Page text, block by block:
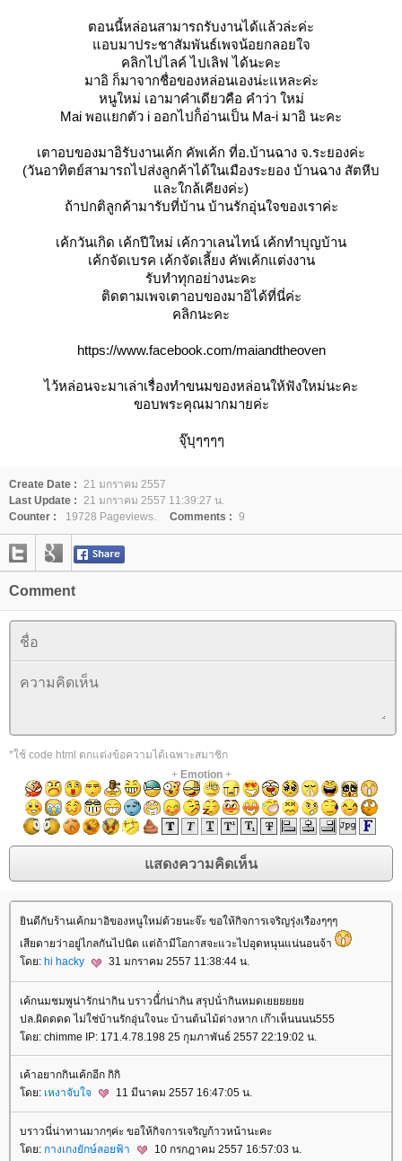
ตอนนี้หล่อนสามารถรับงานได้แล้วล่ะค่ะ
อบมาประชาสัมพันธ์เพจน้อยกลอยใจ
คลิกไปไลค์ ไปเลิฟ ได้นะคะ
มาอิ ก็มาจากชื่อของหล่อนเองน่ะแหละค่ะ
หนูใหม่ เอามาคำเดียวคือ คำว่า ใหม่
Mai พอแยกตัว i ออกไปก็่อ่านเป็น Ma-i มาอิ นะคะ
เตาอบของมาอิรับงานเค้ก คัพเค้ก ที่อ.บ้านฉาง จ.ระยองค่ะ
(วันอาทิตย์สามารถไปส่งลูกค้าได้ในเมืองระยอง บ้านฉาง สัตหีบ
ละใกล้เคียงค่ะ)
ถ้าปกติลูกค้ามารับที่บ้าน บ้านรักอุ่นใจของเราค่ะ
เค้กวันเกิด เค้กปีใหม่ เค้กวาเลนไทน์ เค้กทำบุญบ้าน
เค้กจัดเบรค เค้กจัดเลี้ยง คัพเค้กแต่งงาน
รับทำทุกอย่างนะคะ
ติดตามเพจเตาอบของมาอิได้ที่นี่ค่ะ
คลิกนะคะ
https://www.facebook.com/maiandtheoven
ไว้หล่อนจะมาเล่าเรื่องทำขนมของหล่อนให้ฟังใหม่นะคะ
ขอบพระคุณมากมายค่ะ
จุ๊บุๆๆๆๆ
Create Date : 21 มกราคม 2557
Last Update : 21 มกราคม 2557 11:39:27 น.
Counter :
19728 Pageviews. Comments : 9
Comment
*ใช้ code html ตกแต่งข้อความได้เฉพาะสมาชิก
+ Emotion+
ินดีกับร้านเค้กมาอิของหนูใหม่ด้วยนะจ๊ะ ขอให้กิจการเจริญรุ่งเรืองๆๆๆ
เสียดายว่าอยู่ไกลกันไปนิด แต่ถ้ามีโอกาสจะแวะไปอุดหนุนแน่นอนจ้า
ดย: hi hacky 31 มกราคม 2557 11:38:44 น.
เค้กนมชมพูน่ารักน่ากิน บราวนี้่ก่น่ากิน สรุปน้่ากินหมดเ
ปล.ผิดดดด ไม่ใช่บ้านรักอุ่นใจนะ บ้านต้นไม้ต่างหาก เก๊าเห็นนนน555
ดย: chimme IP: 171.4.78.198 25 กุมภาพันธ์ 2557 22:19:02 น.
เค้าอยากกินเค้กอีก กิกิ
ดย: เหงาจับใจ 11 มีนาคม 2557 16:47:05 น.
บราวนี่น่าทานมากๆค่ะ ขอให้กิจการเจริญก้าวหน้านะคะ
ดย: กางเกงยักษ์ลอยฟ้า 10 กรกฎาคม 2557 16:57:03 น.